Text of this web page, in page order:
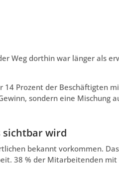
Weg dorthin war länger als
14 Prozent der Beschäftigten
sondern eine Mischung
sichtbar wird
bekannt vorkommen.
38 % der Mitarbeitenden